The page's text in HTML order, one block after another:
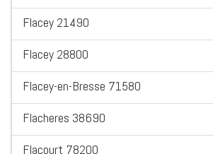
Flacey 21490
Flacey 28800
Flacey-en-Bresse 71580
Flacheres 38690
Flacourt 78200